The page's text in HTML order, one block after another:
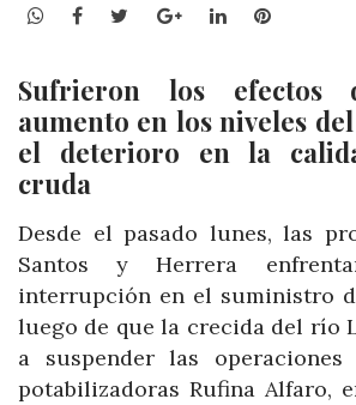
WhatsApp
Facebook
TwitterGoogle+LinkedInPinterest
Sufrieron los efectos
aumento en los niveles
el deterioro en la
cruda
Desde el pasado lunes, las
Santos y Herrera
interrupción en el suministro
luego de que la crecida del río
a suspender las
potabilizadoras Rufina Alfaro,